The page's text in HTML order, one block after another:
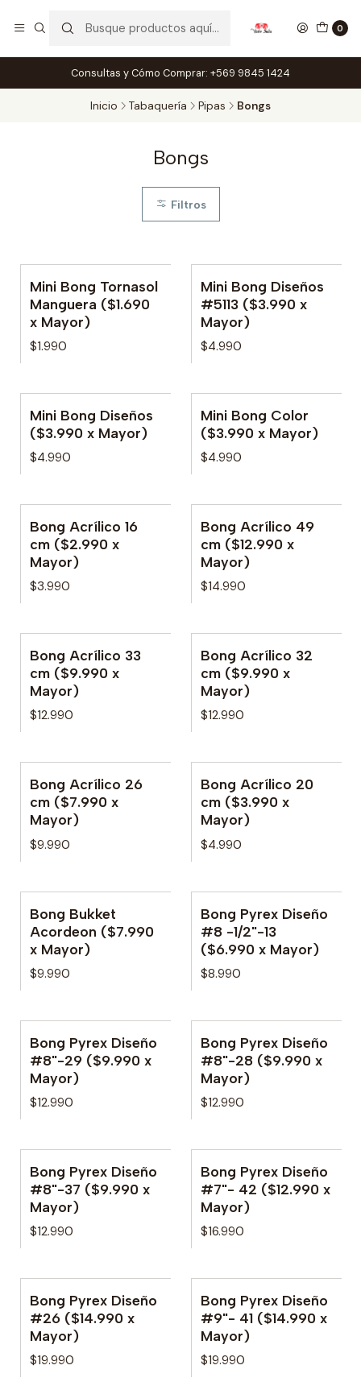
0
Consultas y Cómo Comprar: +569 9845 1424
Inicio Tabaquería Pipas Bongs
Bongs
Filtros
Mini Bong Tornasol
Manguera ($1.690
x Mayor)
$1.990
No disponible
Mini Bong Diseños
#5113 ($3.990 x
Mayor)
$4.990
No disponible
Mini Bong Diseños
($3.990 x Mayor)
$4.990
Mini Bong Color
($3.990 x Mayor)
$4.990
No disponible
Bong Acrílico 16
cm ($2.990 x
Mayor)
$3.990
Bong Acrílico 49
cm ($12.990 x
Mayor)
$14.990
Bong Acrílico 33
cm ($9.990 x
Mayor)
$12.990
Bong Acrílico 32
cm ($9.990 x
Mayor)
$12.990
No disponible
Bong Acrílico 26
cm ($7.990 x
Mayor)
$9.990
No disponible
Bong Acrílico 20
cm ($3.990 x
Mayor)
$4.990
No disponible
Bong Bukket
Acordeon ($7.990
x Mayor)
$9.990
Bong Pyrex Diseño
#8 -1/2"-13
($6.990 x Mayor)
$8.990
No disponible
Bong Pyrex Diseño
#8"-29 ($9.990 x
Mayor)
$12.990
Bong Pyrex Diseño
#8"-28 ($9.990 x
Mayor)
$12.990
No disponible
Bong Pyrex Diseño
#8"-37 ($9.990 x
Mayor)
$12.990
Bong Pyrex Diseño
#7"- 42 ($12.990 x
Mayor)
$16.990
Bong Pyrex Diseño
#26 ($14.990 x
Mayor)
$19.990
Bong Pyrex Diseño
#9"- 41 ($14.990 x
Mayor)
$19.990